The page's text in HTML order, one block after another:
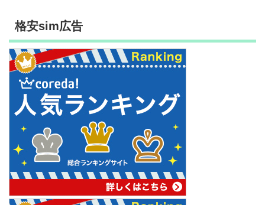
格安sim広告